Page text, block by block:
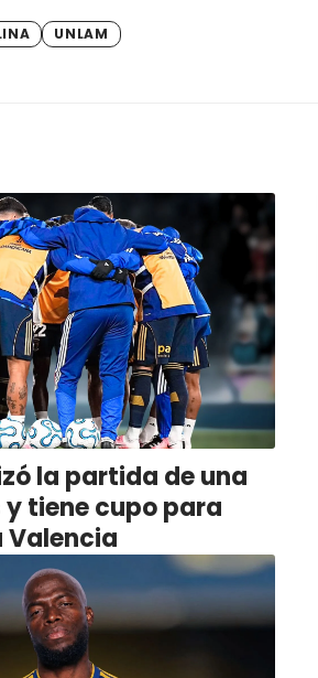
UNLAM
la partida de una
y tiene cupo para
Valencia